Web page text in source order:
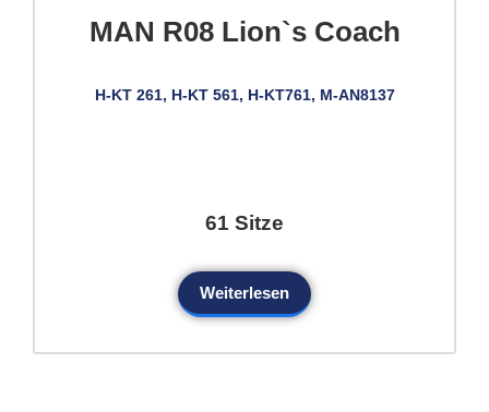
MAN R08 Lion`s Coach
H-KT 261, H-KT 561, H-KT761, M-AN8137
61 Sitze
Weiterlesen